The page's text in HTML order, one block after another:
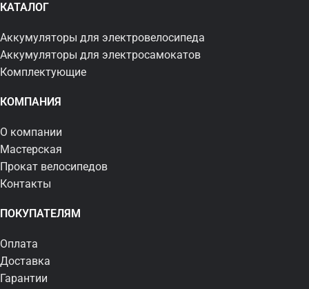
КАТАЛОГ
Аккумуляторы для электровелосипеда
Аккумуляторы для электросамокатов
Комплектующие
КОМПАНИЯ
О компании
Мастерская
Прокат велосипедов
Контакты
ПОКУПАТЕЛЯМ
Оплата
Доставка
Гарантии